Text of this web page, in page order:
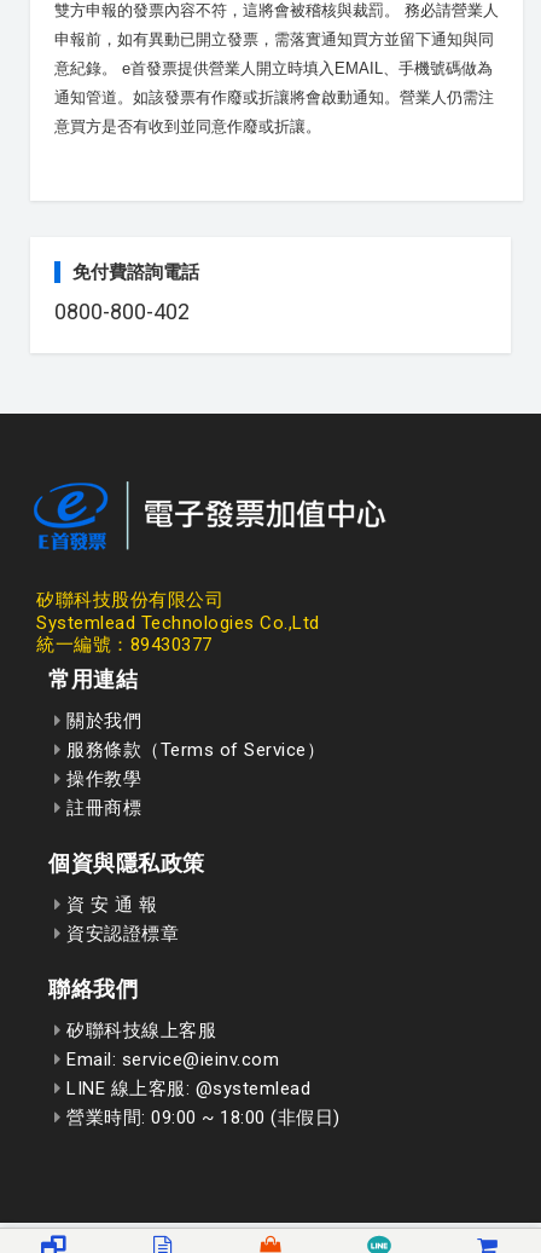
雙方申報的發票內容不符，這將會被稽核與裁罰。 務必請營業人
申報前，如有異動已開立發票，需落實通知買方並留下通知與同
意紀錄。 e首發票提供營業人開立時填入EMAIL、手機號碼做為
通知管道。如該發票有作廢或折讓將會啟動通知。營業人仍需注
意買方是否有收到並同意作廢或折讓。
免付費諮詢電話
0800-800-402
矽聯科技股份有限公司
Systemlead Technologies Co.,Ltd
統一編號：89430377
常用連結
關於我們
服務條款（Terms of Service）
操作教學
註冊商標
個資與隱私政策
資 安 通 報
資安認證標章
聯絡我們
矽聯科技線上客服
Email: service@ieinv.com
LINE 線上客服: @systemlead
營業時間: 09:00 ~ 18:00 (非假日)